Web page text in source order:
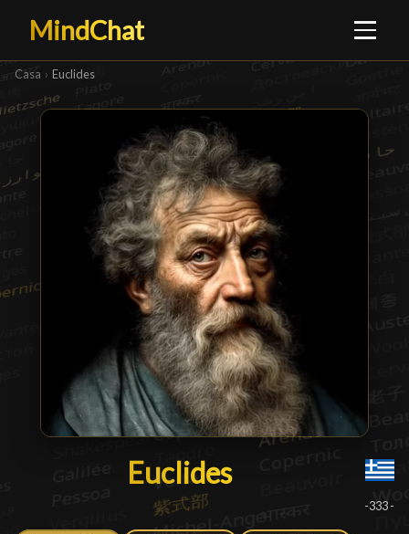
MindChat
Casa › Euclides
Euclides
Euclides█
-333 -